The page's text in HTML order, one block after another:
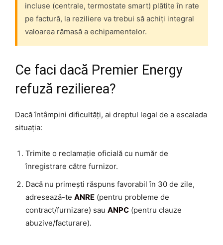
incluse (centrale, termostate smart) plătite în rate
pe factură, la reziliere va trebui să achiți integral
valoarea rămasă a echipamentelor.
Ce faci dacă Premier Energy
refuză rezilierea?
Dacă întâmpini dificultăți, ai dreptul legal de a escalada
situația:
Trimite o reclamație oficială cu număr de
înregistrare către furnizor.
Dacă nu primești răspuns favorabil în 30 de zile,
adresează-te ANRE (pentru probleme de
contract/furnizare) sau ANPC (pentru clauze
abuzive/facturare).